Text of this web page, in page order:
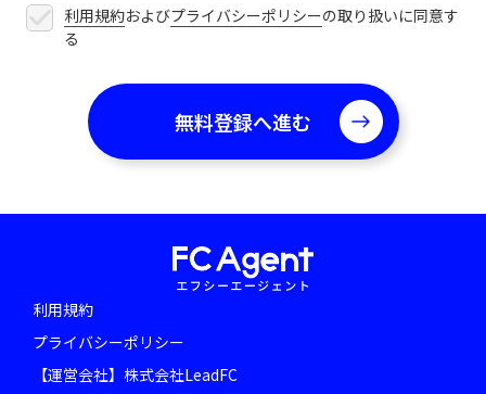
利用規約およびプライバシーポリシーの取り扱いに同意す
る
利用規約
プライバシーポリシー
【運営会社】株式会社LeadFC